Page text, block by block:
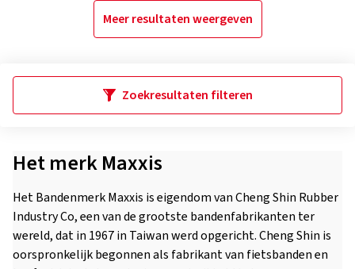
Meer resultaten weergeven
Zoekresultaten filteren
Het merk Maxxis
Het Bandenmerk Maxxis is eigendom van Cheng Shin Rubber
Industry Co, een van de grootste bandenfabrikanten ter
wereld, dat in 1967 in Taiwan werd opgericht. Cheng Shin is
oorspronkelijk begonnen als fabrikant van fietsbanden en